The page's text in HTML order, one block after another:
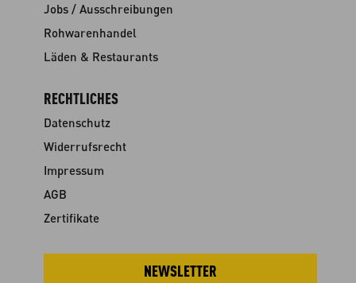
Jobs / Ausschreibungen
Rohwarenhandel
Läden & Restaurants
RECHTLICHES
Datenschutz
Widerrufsrecht
Impressum
AGB
Zertifikate
NEWSLETTER